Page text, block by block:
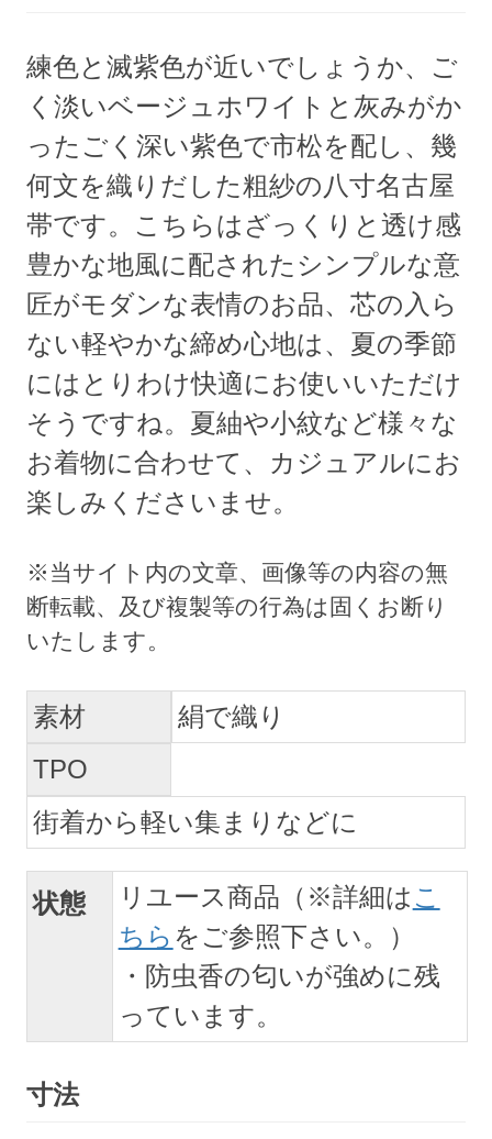
練色と滅紫色が近いでしょうか、ご
く淡いベージュホワイトと灰みがか
ったごく深い紫色で市松を配し、幾
何文を織りだした粗紗の八寸名古屋
帯です。こちらはざっくりと透け感
豊かな地風に配されたシンプルな意
匠がモダンな表情のお品、芯の入ら
ない軽やかな締め心地は、夏の季節
にはとりわけ快適にお使いいただけ
そうですね。夏紬や小紋など様々な
お着物に合わせて、カジュアルにお
楽しみくださいませ。
素材
絹で織り
TPO
街着から軽い集まりなどに
状態 リユース商品（※詳細は こ
ちら をご参照下さい。）
・防虫香の匂いが強めに残
っています。
寸法